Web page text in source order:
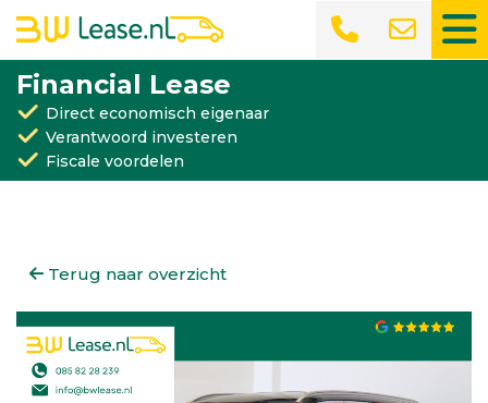
Financial Lease
Direct economisch eigenaar
Verantwoord investeren
Fiscale voordelen
Terug naar overzicht